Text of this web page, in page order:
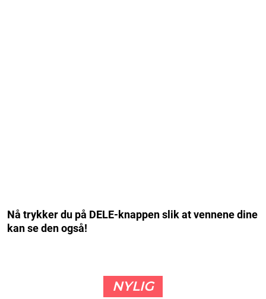
Nå trykker du på DELE-knappen slik at vennene dine
kan se den også!
NYLIG